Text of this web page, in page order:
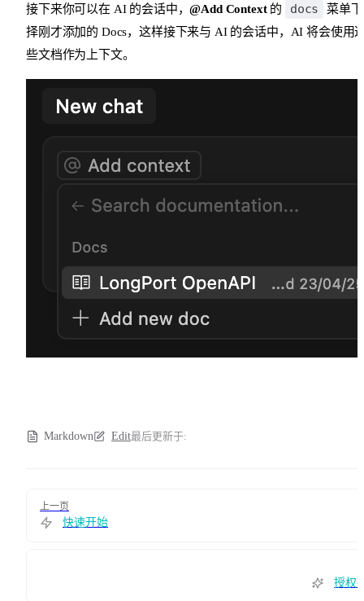
接下来你可以在 AI 的会话中，@Add Context的 docs
菜单
择刚才添加的 Docs，这样接下来与 AI 的会话中，AI 将会使用
些文档作为上下文。
Markdown Edit最后更新于:
上一页
快速开始
授权